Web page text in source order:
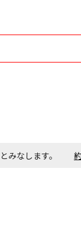
とみなします。